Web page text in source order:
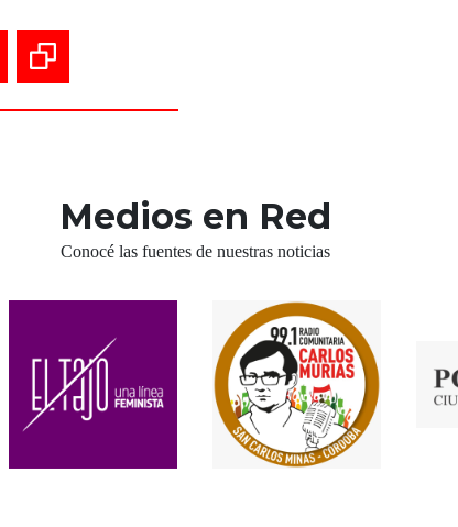
Medios en Red
Conocé las fuentes de nuestras noticias